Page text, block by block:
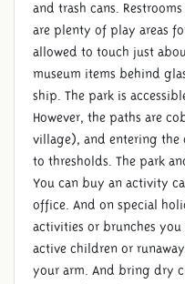
and trash cans.
are plenty of play areas
allowed to touch just
museum items behind
ship. The park is
However, the paths are
village), and entering
to thresholds. The park
You can buy an activity
office. And on special
activities or brunches
active children or
your arm. And bring dry